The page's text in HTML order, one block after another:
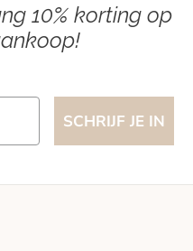
10% korting op
SCHRIJF JE IN